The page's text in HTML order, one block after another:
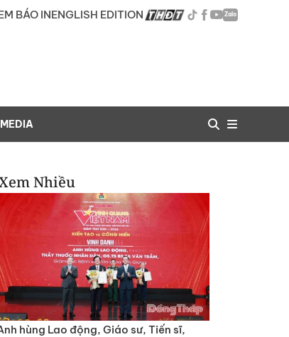
BÁO INENGLISH EDITION Zalo
MEDIA
Nhiều
hùng Lao động, Giáo sư, Tiến sĩ,